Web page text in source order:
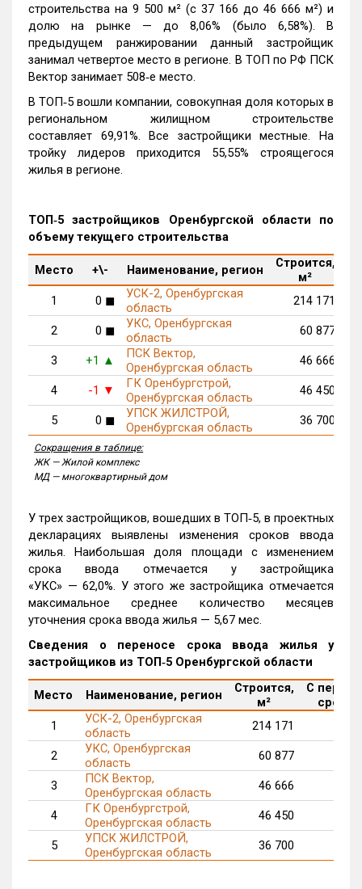
строительства на 9 500 м² (с 37 166 до 46 666 м²) и
долю на рынке — до 8,06% (было 6,58%). В
предыдущем ранжировании данный застройщик
занимал четвертое место в регионе. В ТОП по РФ ПСК
Вектор занимает 508‑е место.
В ТОП‑5 вошли компании, совокупная доля которых в
региональном жилищном строительстве
составляет 69,91%. Все застройщики местные. На
тройку лидеров приходится 55,55% строящегося
жилья в регионе.
ТОП‑5 застройщиков Оренбургской области по
объему текущего строительства
Место +\- Наименование, регион
Строится,
м²
1
0 ◼
УСК-2, Оренбургская
область
214 171
2 0 ◼
УКС, Оренбургская
область
60 877
3 +1 ▲
ПСК Вектор,
Оренбургская область
46 666
4 -1 ▼
ГК Оренбургстрой,
Оренбургская область
46 450
5 0 ◼
УПСК ЖИЛСТРОЙ,
Оренбургская область
36 700
Сокращения в таблице:
ЖК — Жилой комплекс
МД — многоквартирный дом
У трех застройщиков, вошедших в ТОП‑5, в проектных
декларациях выявлены изменения сроков ввода
жилья. Наибольшая доля площади с изменением
срока ввода отмечается у застройщика
«УКС» — 62,0%. У этого же застройщика отмечается
максимальное среднее количество месяцев
уточнения срока ввода жилья — 5,67 мес.
Сведения о переносе срока ввода жилья у
застройщиков из ТОП‑5 Оренбургской области
Место Наименование, регион
Строится,
м²
С
срока,
1
УСК-2, Оренбургская
область
214 171
2
УКС, Оренбургская
область
60 877
3
ПСК Вектор,
Оренбургская область
46 666
4
ГК Оренбургстрой,
Оренбургская область
46 450
5
УПСК ЖИЛСТРОЙ,
Оренбургская область
36 700